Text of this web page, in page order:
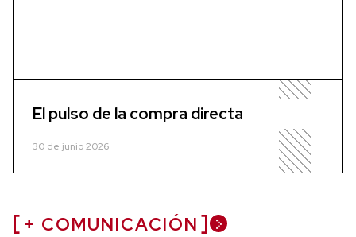
El pulso de la compra directa
30 de junio 2026
+ COMUNICACIÓN